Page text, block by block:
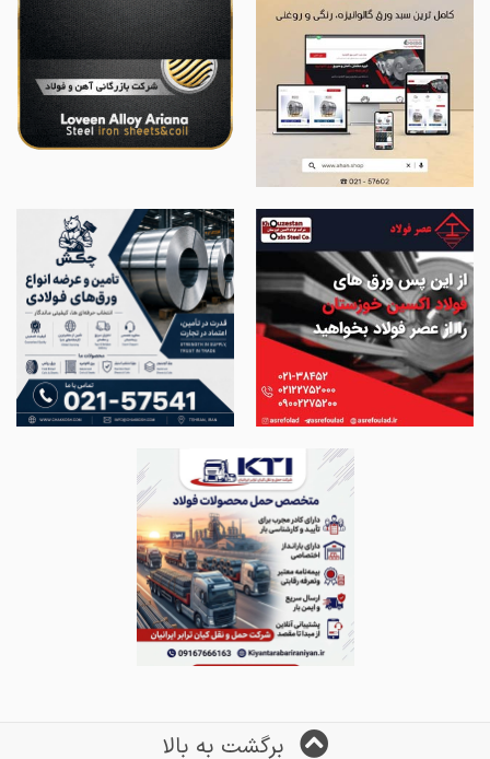
برگشت به بالا